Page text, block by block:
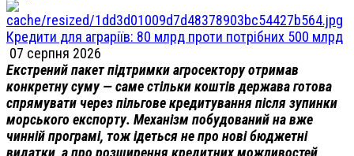
Кредити для аграріїв: 80 млрд проти потрібних 500 млрд
07 серпня 2026
Екстрений пакет підтримки агросектору отримав
конкретну суму — саме стільки коштів держава готова
спрямувати через пільгове кредитування після зупинки
морського експорту. Механізм побудований на вже
чинній програмі, тож ідеться не про нові бюджетні
видатки, а про розширення кредитних можливостей